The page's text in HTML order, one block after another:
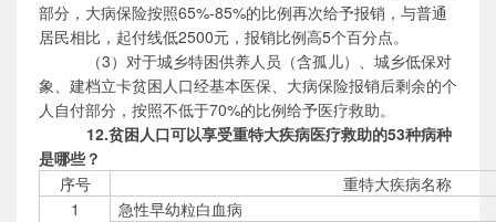
部分，大病保险按照65%-85%的比例再次给予报销，与普通
居民相比，起付线低2500元，报销比例高5个百分点。
（3）对于城乡特困供养人员（含孤儿）、城乡低保对
象、建档立卡贫困人口经基本医保、大病保险报销后剩余的个
人自付部分，按照不低于70%的比例给予医疗救助。
12.贫困人口可以享受重特大疾病医疗救助的53种病种
是哪些？
序号
重特大疾病名称
1
急性早幼粒白血病